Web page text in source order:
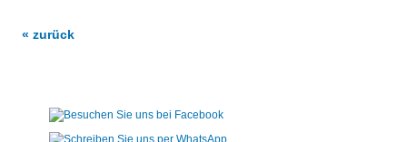
« zurück